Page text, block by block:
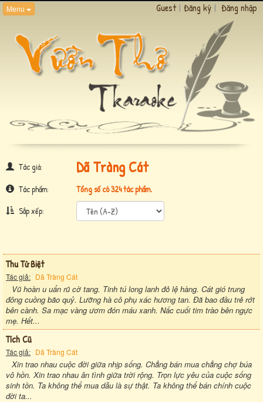
Menu Guest | Đăng ký | Đăng nhập
Tác giả: Dã Tràng Cát
Tác phẩm:
Tổng số có 324 tác phẩm.
Sắp xếp:
Thu Tử Biệt
Tác giả: Dã Tràng Cát
Vũ hoàn u uẩn rũ cờ tang. Tinh tú long lanh đỏ lệ hàng. Cát gió trung
đông cuồng bão quỷ. Lưỡng hà cô phụ xác hương tan. Đã bao đầu trẻ rớt
bên cành. Sa mạc vàng ươm đón máu xanh. Nấc cuối tim trào bên ngực
mẹ. Hết...
Tích Cũ
Tác giả: Dã Tràng Cát
Xin trao nhau cuộc đời giữa nhịp sống. Chẳng bán mua chẳng chợ búa
vô hồn. Xin trao nhau ân tình giữa trời rộng. Trọn lực yêu của cuộc sống
sinh tồn. Ta không thể mua dẫu là sự thật. Ta không thể bán chính cuộc
đời ta...